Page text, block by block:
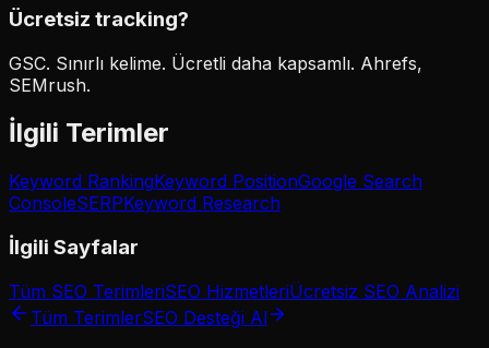
Ücretsiz tracking?
GSC. Sınırlı kelime. Ücretli daha kapsamlı. Ahrefs,
SEMrush.
İlgili Terimler
Keyword RankingKeyword PositionGoogle Search
ConsoleSERPKeyword Research
İlgili Sayfalar
Tüm SEO TerimleriSEO HizmetleriÜcretsiz SEO Analizi
Tüm TerimlerSEO Desteği Al